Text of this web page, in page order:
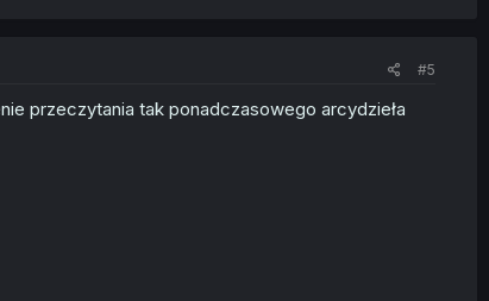
#5
przeczytania tak ponadczasowego arcydzieła